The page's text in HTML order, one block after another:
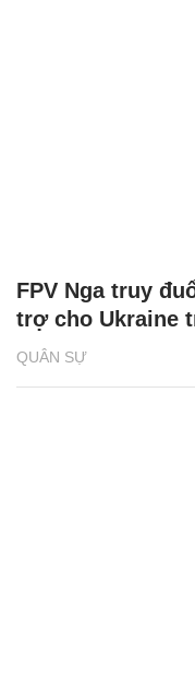
QUÂN SỰ
FPV Nga truy
trợ cho Ukraine